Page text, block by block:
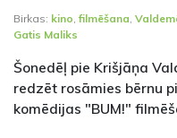
Birkas: kino ,filmēšana
Gatis Maliks
Šonedēļ pie Krišjāņa
redzēt rosāmies bērnu
komēdijas "BUM!"